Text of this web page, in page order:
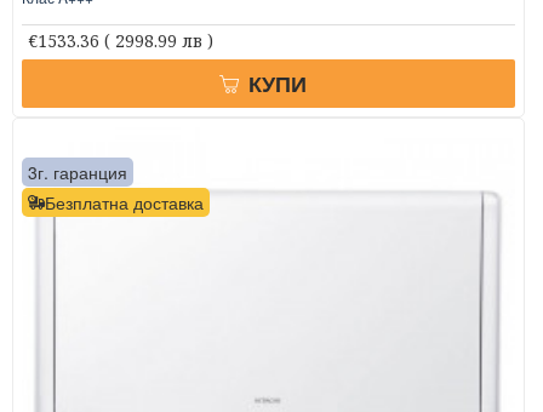
€1533.36 ( 2998.99 лв )
КУПИ
Безплатна доставка
3г. гаранция